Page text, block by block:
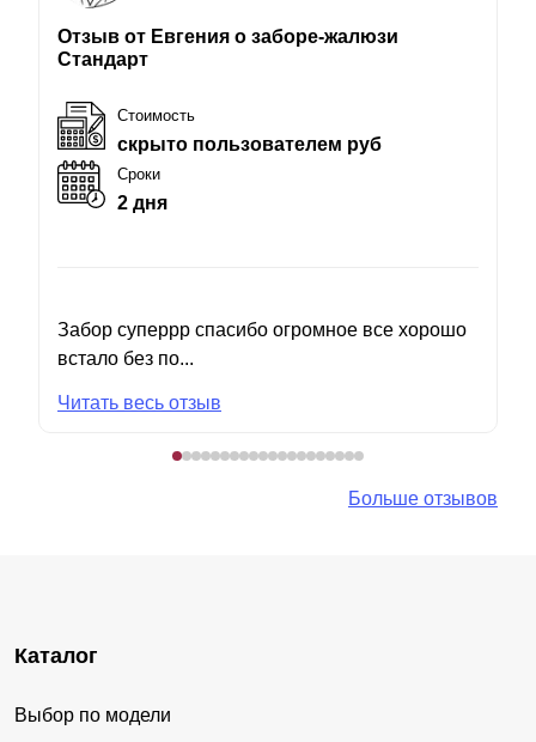
Отзыв от Евгения о заборе-жалюзи
Стандарт
Стоимость
скрыто пользователем руб
Сроки
2 дня
Забор суперрр спасибо огромное все хорошо
встало без по...
Читать весь отзыв
Больше отзывов
Каталог
Выбор по модели